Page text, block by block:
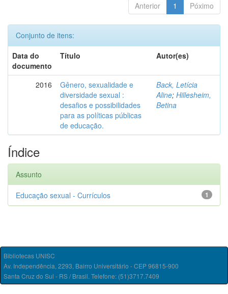
Anterior 1 Póximo
Conjunto de itens:
Data do
documento
Título Autor(es)
2016
Gênero, sexualidade e
diversidade sexual :
desafios e possibilidades
para as políticas públicas
de educação.
Back, Letícia
Aline; Hillesheim,
Betina
Índice
Assunto
1
Educação sexual - Currículos
Bibliotecas UNISC
Av. Independência, 2293, Bairro Universitário - CEP 96815-900
Santa Cruz do Sul - RS / Brasil. Telefone: (51)3717.7409